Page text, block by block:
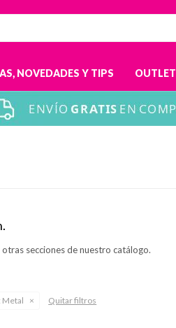
NOVEDADES Y TIPS OUTLET
secciones de nuestro catálogo.
Metal Quitar filtros